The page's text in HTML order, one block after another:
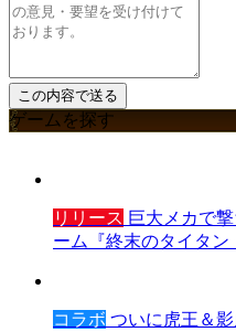
ゲームを探す
リリース 巨大メカで
ーム『終末のタイタン
コラボ ついに虎王＆影